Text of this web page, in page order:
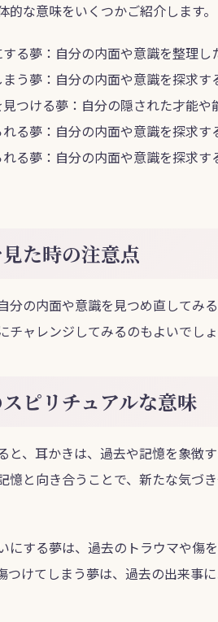
な意味をいくつかご紹介します。
る夢：自分の内面や意識を整理
う夢：自分の内面や意識を探求
つける夢：自分の隠された才能や
る夢：自分の内面や意識を探求
る夢：自分の内面や意識を探求
た時の注意点
分の内面や意識を見つめ直してみ
ャレンジしてみるのもよいでしょ
ピリチュアルな意味
と、耳かきは、過去や記憶を象徴
憶と向き合うことで、新たな気づ
にする夢は、過去のトラウマや傷
つけてしまう夢は、過去の出来事